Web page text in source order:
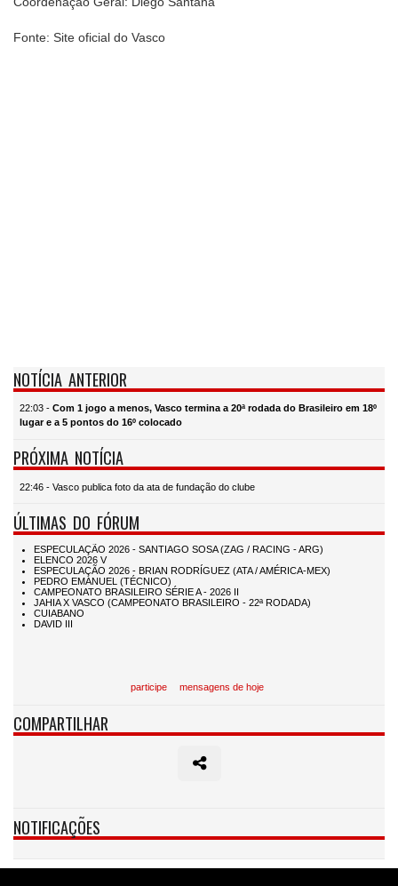
Fonte: Site oficial do Vasco
NOTÍCIA ANTERIOR
22:03 - Com 1 jogo a menos, Vasco termina a 20ª rodada do Brasileiro em 18º
lugar e a 5 pontos do 16º colocado
PRÓXIMA NOTÍCIA
22:46 - Vasco publica foto da ata de fundação do clube
ÚLTIMAS DO FÓRUM
participe mensagens de hoje
COMPARTILHAR
NOTIFICAÇÕES